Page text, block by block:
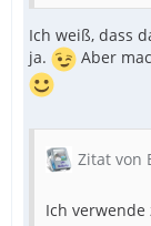
Ich weiß, dass
ja.
Aber
Zitat von
Ich verwende